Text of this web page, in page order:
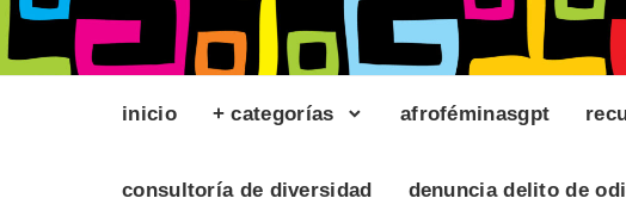
inicio + categorías afroféminasgpt
consultoría de diversidad denuncia delito de